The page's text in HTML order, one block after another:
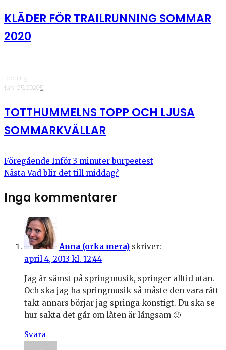
KLÄDER FÖR TRAILRUNNING SOMMAR
2020
Löpning
·juni 25, 2020·5
TOTTHUMMELNS TOPP OCH LJUSA
SOMMARKVÄLLAR
Föregående Inför 3 minuter burpeetest
Nästa Vad blir det till middag?
Inga kommentarer
Anna (orka mera) skriver:
april 4, 2013 kl. 12:44
Jag är sämst på springmusik, springer alltid utan.
Och ska jag ha springmusik så måste den vara rätt
takt annars börjar jag springa konstigt. Du ska se
hur sakta det går om låten är långsam 🙂
Svara